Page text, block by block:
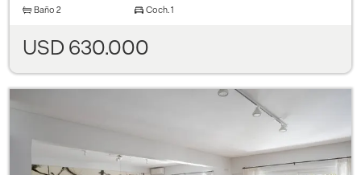
Baño 2 Coch. 1
USD 630.000